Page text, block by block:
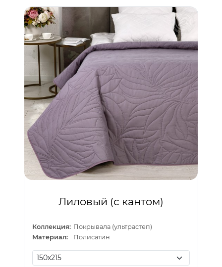
Лиловый (с кантом)
Коллекция: Покрывала (ультрастеп)
Материал:
Полисатин